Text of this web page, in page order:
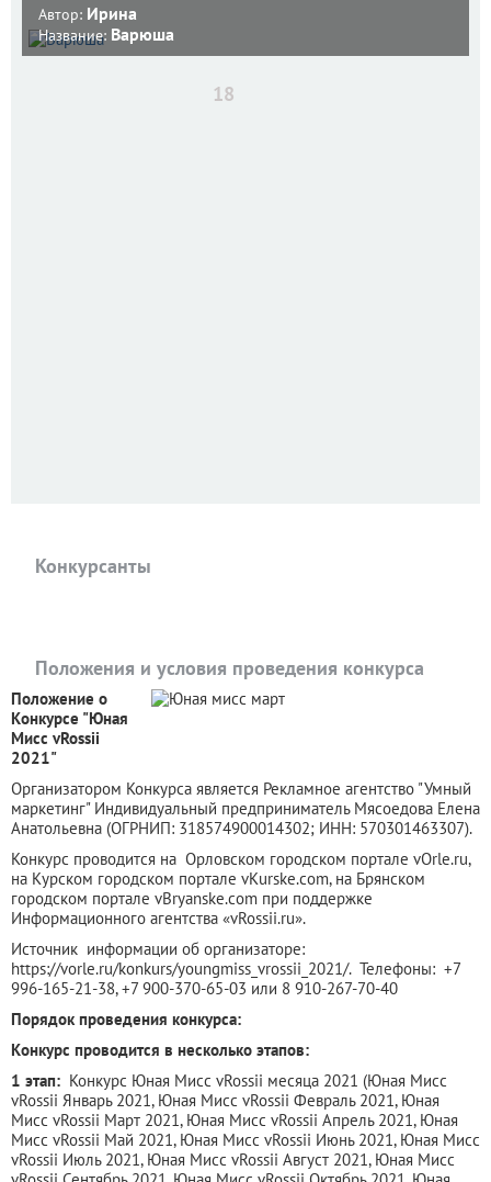
Автор: Ирина
Название: Варюша
18
Конкурсанты
Положения и условия проведения конкурса
Положение о
Конкурсе "Юная
Мисс vRossii
2021"
Организатором Конкурса является Рекламное агентство "Умный
маркетинг" Индивидуальный предприниматель Мясоедова Елена
Анатольевна (ОГРНИП: 318574900014302; ИНН: 570301463307).
Конкурс проводится на Орловском городском портале vOrle.ru,
на Курском городском портале vKurske.com, на Брянском
городском портале vBryanske.com при поддержке
Информационного агентства «vRossii.ru».
Источник информации об организаторе:
https://vorle.ru/konkurs/youngmiss_vrossii_2021/. Телефоны: +7
996-165-21-38, +7 900-370-65-03 или 8 910-267-70-40
Порядок проведения конкурса:
Конкурс проводится в несколько этапов:
1 этап: Конкурс Юная Мисс vRossii месяца 2021 (Юная Мисс
vRossii Январь 2021, Юная Мисс vRossii Февраль 2021, Юная
Мисс vRossii Март 2021, Юная Мисс vRossii Апрель 2021, Юная
Мисс vRossii Май 2021, Юная Мисс vRossii Июнь 2021, Юная Мисс
vRossii Июль 2021, Юная Мисс vRossii Август 2021, Юная Мисс